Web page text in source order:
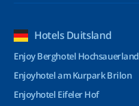
Hotels Duitsland
Enjoy Berghotel Hochsauerland
Enjoyhotel am Kurpark Brilon
Enjoyhotel Eifeler Hof